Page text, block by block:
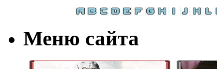
Меню сайта